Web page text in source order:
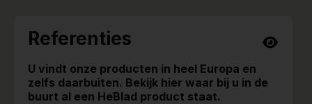
Referenties
U vindt onze producten in heel Europa en
zelfs daarbuiten. Bekijk hier waar bij u in de
buurt al een HeBlad product staat.